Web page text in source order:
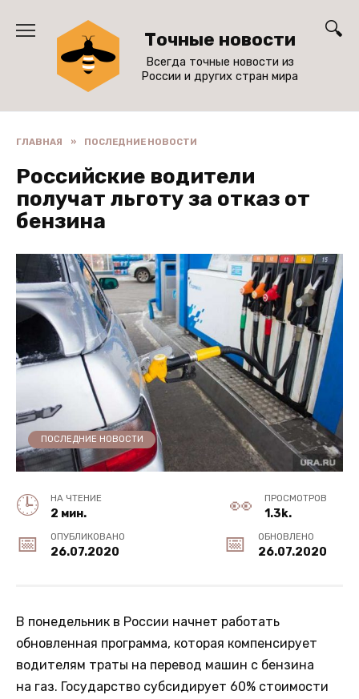
содержанию
Точные новости
Всегда точные новости из
России и других стран мира
ГЛАВНАЯ » ПОСЛЕДНИЕ НОВОСТИ
Российские водители
получат льготу за отказ от
бензина
ПОСЛЕДНИЕ НОВОСТИ
НА ЧТЕНИЕ
2 мин.
ПРОСМОТРОВ
1.3k.
ОПУБЛИКОВАНО
26.07.2020
ОБНОВЛЕНО
26.07.2020
В понедельник в России начнет работать
обновленная программа, которая компенсирует
водителям траты на перевод машин с бензина
на газ. Государство субсидирует 60% стоимости